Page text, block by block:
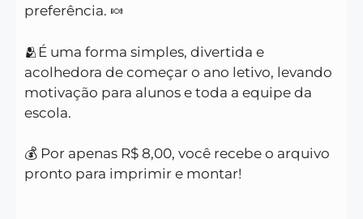
preferência. 🍬
🫂É uma forma simples, divertida e
acolhedora de começar o ano letivo, levando
motivação para alunos e toda a equipe da
escola.
💰 Por apenas R$ 8,00, você recebe o arquivo
pronto para imprimir e montar!